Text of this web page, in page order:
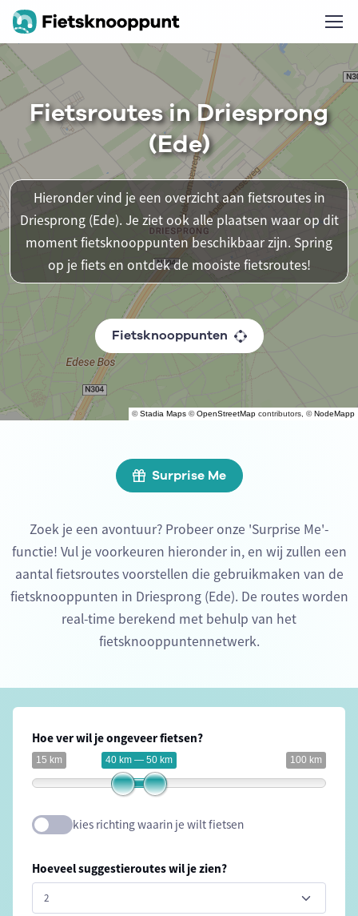
©Stadia Maps ©OpenStreetMap contributors, ©NodeMapp
Fietsroutes in Driesprong
(Ede)
Hieronder vind je een overzicht aan fietsroutes in
Driesprong (Ede). Je ziet ook alle plaatsen waar op dit
moment fietsknooppunten beschikbaar zijn. Spring
op je fiets en ontdek de mooiste fietsroutes!
Fietsknooppunten
Surprise Me
Zoek je een avontuur? Probeer onze 'Surprise Me'-
functie! Vul je voorkeuren hieronder in, en wij zullen een
aantal fietsroutes voorstellen die gebruikmaken van de
fietsknooppunten in Driesprong (Ede). De routes worden
real-time berekend met behulp van het
fietsknooppuntennetwerk.
Hoe ver wil je ongeveer fietsen?
15 km 100 km
40 km — 50 km
kies richting waarin je wilt fietsen
Hoeveel suggestieroutes wil je zien?